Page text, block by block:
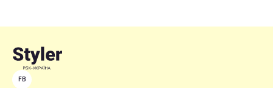
FB